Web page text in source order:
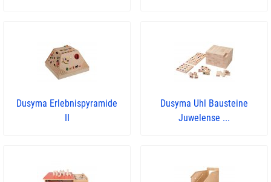
Dusyma Erlebnispyramide
II
Dusyma Uhl Bausteine
Juwelense ...